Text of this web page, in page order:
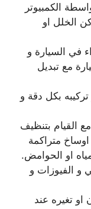
الكمبيوتر
الخلل او
في السيارة و
مع تبديل
تركيبه بكل دقة و
القيام بتنظيف
اوساخ متراكمة
او الحوامض.
و الفيوزات و
تغيره عند